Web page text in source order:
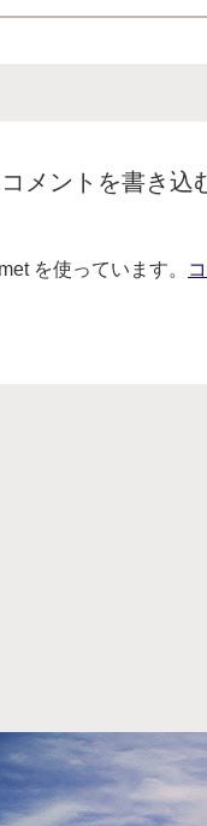
コメントを書き込
を使っています。